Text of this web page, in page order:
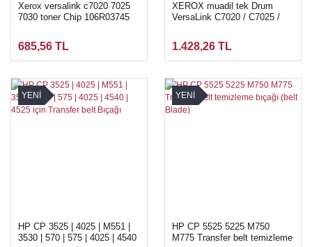
Xerox versalink c7020 7025
7030 toner Chip 106R03745
685,56 TL
XEROX muadil tek Drum
VersaLink C7020 / C7025 /
1.428,26 TL
YENİ
HP CP 3525 | 4025 | M551 |
3530 | 570 | 575 | 4025 | 4540
YENİ
HP CP 5525 5225 M750
M775 Transfer belt temizleme